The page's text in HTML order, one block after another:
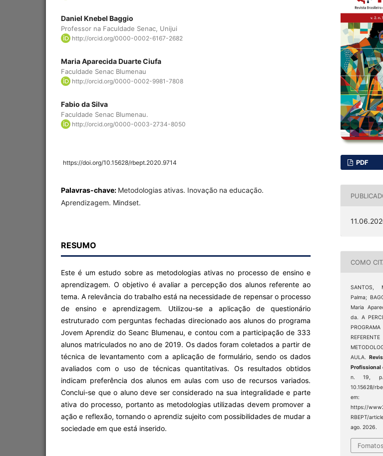
Daniel Knebel Baggio
Professor na Faculdade Senac, Unijui
http://orcid.org/0000-0002-6167-2682
Maria Aparecida Duarte Ciufa
Faculdade Senac Blumenau
http://orcid.org/0000-0002-9981-7808
Fabio da Silva
Faculdade Senac Blumenau.
http://orcid.org/0000-0003-2734-8050
https://doi.org/10.15628/rbept.2020.9714
Palavras-chave: Metodologias ativas. Inovação na educação.
Aprendizagem. Mindset.
RESUMO
Este é um estudo sobre as metodologias ativas no processo de ensino e
aprendizagem. O objetivo é avaliar a percepção dos alunos referente ao
tema. A relevância do trabalho está na necessidade de repensar o processo
de ensino e aprendizagem. Utilizou-se a aplicação de questionário
estruturado com perguntas fechadas direcionado aos alunos do programa
Jovem Aprendiz do Seanc Blumenau, e contou com a participação de 333
alunos matriculados no ano de 2019. Os dados foram coletados a partir de
técnica de levantamento com a aplicação de formulário, sendo os dados
avaliados com o uso de técnicas quantitativas. Os resultados obtidos
indicam preferência dos alunos em aulas com uso de recursos variados.
Conclui-se que o aluno deve ser considerado na sua integralidade e parte
ativa do processo, portanto as metodologias utilizadas devem promover a
ação e reflexão, tornando o aprendiz sujeito com possibilidades de mudar a
sociedade em que está inserido.
PDF
COMO
SANTOS,
Palma;
Maria
da. A
AULA.
Profissional
n. 19, p.
10.15628/
em:
https://
RBEPT/
ago. 2026.